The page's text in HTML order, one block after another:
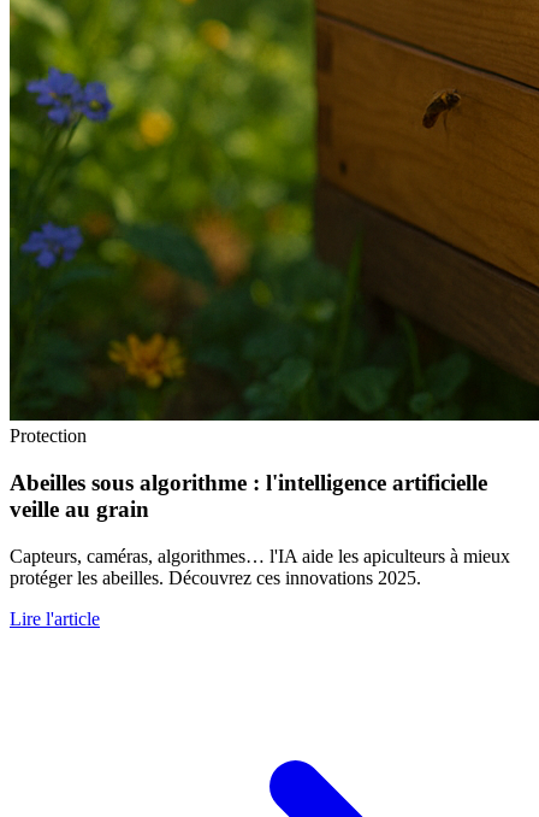
Protection
Abeilles sous algorithme : l'intelligence artificielle
veille au grain
Capteurs, caméras, algorithmes… l'IA aide les apiculteurs à mieux
protéger les abeilles. Découvrez ces innovations 2025.
Lire l'article